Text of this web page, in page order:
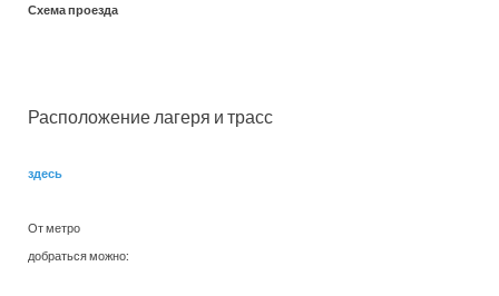
Схема проезда
Расположение лагеря и трасс
здесь
От метро
добраться можно: